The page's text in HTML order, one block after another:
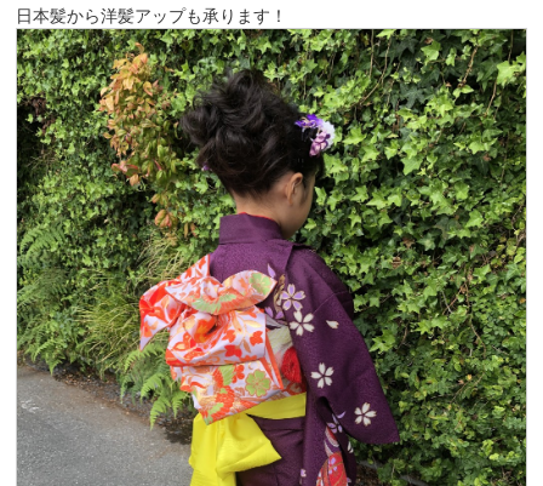
日本髪から洋髪アップも承ります！